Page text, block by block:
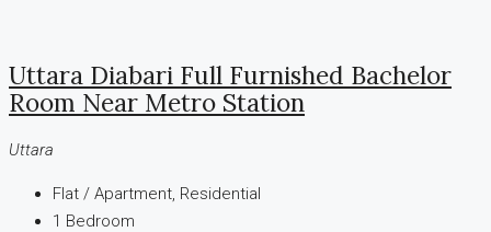
Uttara Diabari Full Furnished Bachelor
Room Near Metro Station
Uttara
Flat / Apartment, Residential
1 Bedroom